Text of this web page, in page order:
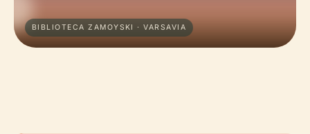
BIBLIOTECA ZAMOYSKI · VARSAVIA